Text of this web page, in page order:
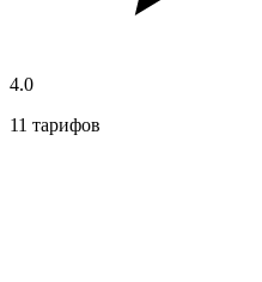
4.0
11 тарифов